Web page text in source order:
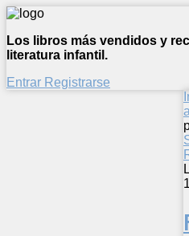
Los libros más vendidos y
literatura infantil.
Entrar Registrarse